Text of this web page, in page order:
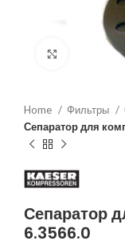
Увеличить
Home Фильтры
Сепаратор для
Сепаратор
6.3566.0